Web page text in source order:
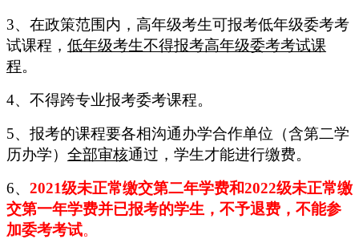
3、在政策范围内，高年级考生可报考低年级委考考
试课程， 低年级考生不得报考高年级委考考试课
程。
4、不得跨专业报考委考课程。
5、报考的课程要各相沟通办学合作单位 （含第二学
历办学） 全部审核通过，学生才能进行缴费。
6、 2021级未正常缴交第二年学费和2022级未正常缴
交第一年学费并已报考的学生，不予退费 ， 不能参
加委考考试。